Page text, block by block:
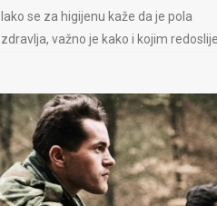
Iako se za higijenu kaže da je pola
zdravlja, važno je kako i kojim